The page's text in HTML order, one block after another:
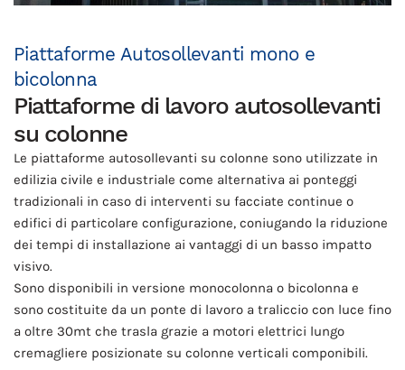
Piattaforme Autosollevanti mono e
bicolonna
Piattaforme di lavoro autosollevanti
su colonne
Le piattaforme autosollevanti su colonne sono utilizzate in
edilizia civile e industriale come alternativa ai ponteggi
tradizionali in caso di interventi su facciate continue o
edifici di particolare configurazione, coniugando la riduzione
dei tempi di installazione ai vantaggi di un basso impatto
visivo.
Sono disponibili in versione monocolonna o bicolonna e
sono costituite da un ponte di lavoro a traliccio con luce fino
a oltre 30mt che trasla grazie a motori elettrici lungo
cremagliere posizionate su colonne verticali componibili.